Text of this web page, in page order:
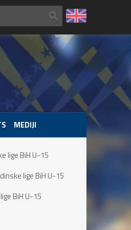
MEDIJI
lige BiH U-15
lige BiH U-15
BiH U-15